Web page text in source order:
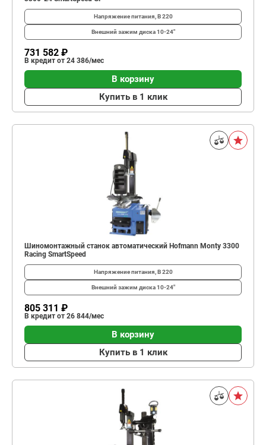
Напряжение питания, В220
Внешний зажим диска10-24"
731 582 ₽
В кредит от 24 386/мес
В корзину
Купить в 1 клик
Шиномонтажный станок автоматический Hofmann Monty 3300
Racing SmartSpeed
Напряжение питания, В220
Внешний зажим диска10-24"
805 311 ₽
В кредит от 26 844/мес
В корзину
Купить в 1 клик